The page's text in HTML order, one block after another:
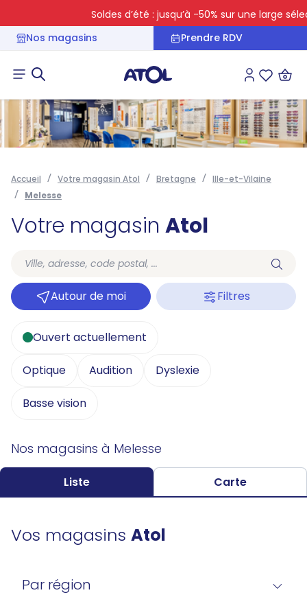
Soldes d’été : jusqu’à -50% sur une large
Nos magasins
Prendre RDV
Connexion
Accueil Votre magasin Atol Bretagne
Ille-et-Vilaine
Melesse
Votre magasin Atol
Autour de moi Filtres
Ouvert actuellement
Optique Audition Dyslexie
Basse vision
Nos magasins à Melesse
Liste Carte
Vos magasins Atol
Par région